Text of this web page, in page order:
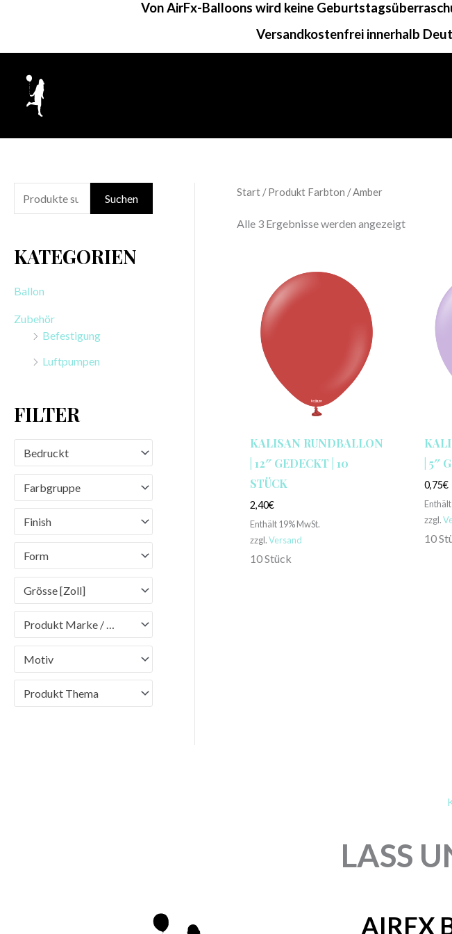
springen
Von AirFx-Balloons wird keine
Versandkostenfrei innerhalb
u
h
n
Suchen
KATEGORIEN
Ballon
Zubehör
Befestigung
Luftpumpen
FILTER
Bedruckt
Farbgruppe
Finish
Form
Grösse [Zoll]
Produkt Marke / Brand
Motiv
Produkt Thema
Start/ Produkt Farbton / Amber
Alle 3 Ergebnisse werden angezeigt
KALISAN RUNDBALLON
| 12″ GEDECKT | 10
STÜCK
2,40€
Enthält 19% MwSt.
zzgl.Versand
10 Stück
| 5″
0,75€
zzgl.
10
LASS
AIRFX